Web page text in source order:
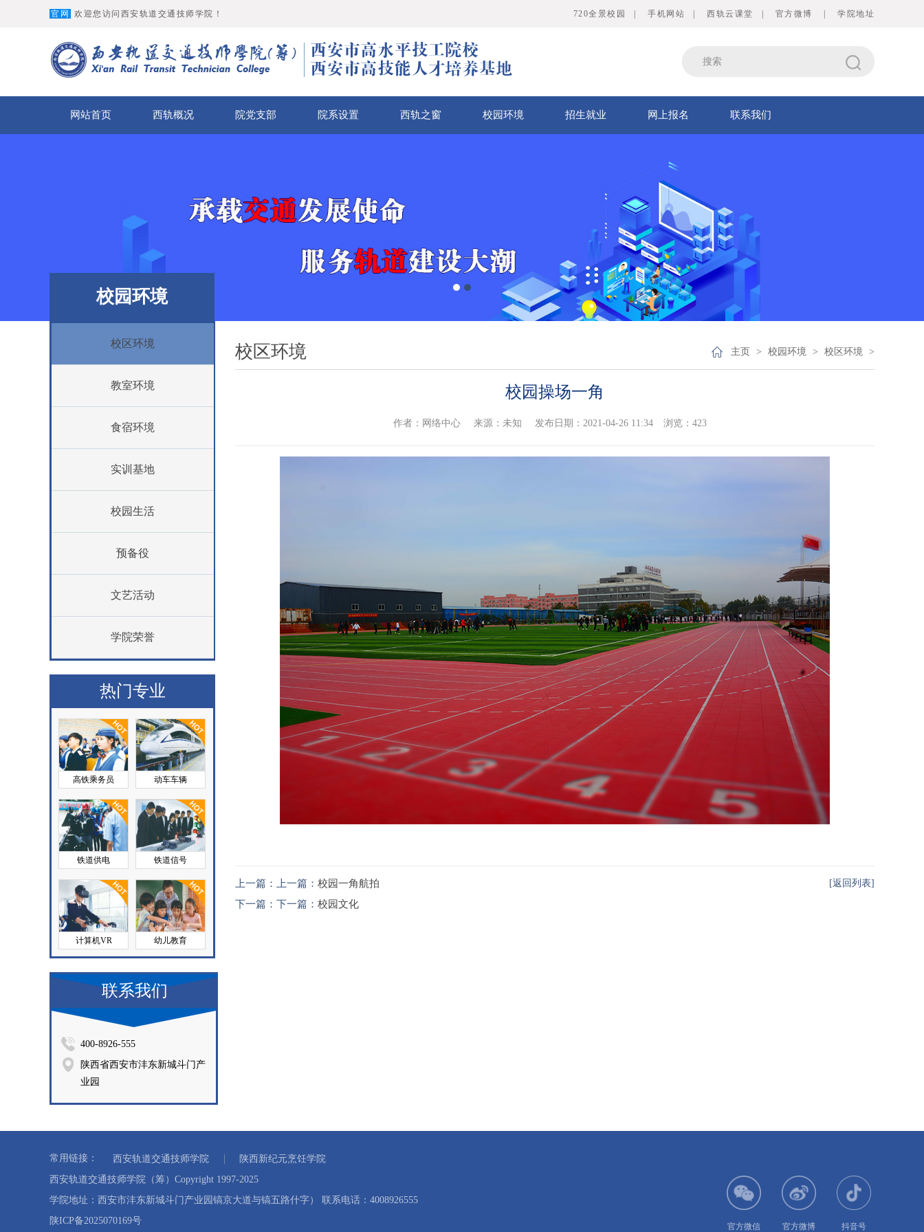
官网 欢迎您访问西安轨道交通技师学院！ 720全景校园 手机网站 西轨云课堂 官方微博 学院地址
网站首页 西轨概况 院党支部 院系设置 西轨之窗 校园环境 招生就业 网上报名 联系我们
校园环境
校区环境
教室环境
食宿环境
实训基地
校园生活
预备役
文艺活动
学院荣誉
热门专业
高铁乘务员 动车车辆
铁道供电 铁道信号
计算机VR 幼儿教育
联系我们
400-8926-555
陕西省西安市沣东新城斗门产
业园
校区环境 主页 > 校园环境 > 校区环境 >
校园操场一角
作者：网络中心 来源：未知 发布日期：2021-04-26 11:34 浏览： 423
上一篇：上一篇： 校园一角航拍
下一篇：下一篇： 校园文化
[返回列表]
常用链接： 西安轨道交通技师学院
陕西新纪元烹饪学院
西安轨道交通技师学院（筹）Copyright 1997-2025
学院地址：西安市沣东新城斗门产业园镐京大道与镐五路什字） 联系电话：4008926555
陕ICP备2025070169号
官方微信 官方微博 抖音号